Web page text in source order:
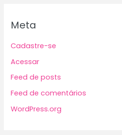
Meta
Cadastre-se
Acessar
Feed de posts
Feed de comentários
WordPress.org